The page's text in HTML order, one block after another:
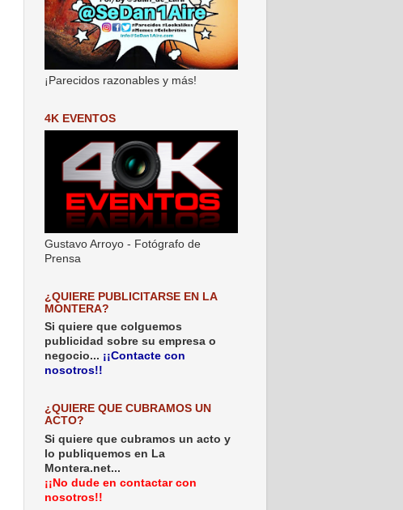
¡Parecidos razonables y más!
4K EVENTOS
Gustavo Arroyo - Fotógrafo de
Prensa
¿QUIERE PUBLICITARSE EN LA
MONTERA?
Si quiere que colguemos
publicidad sobre su empresa o
negocio... ¡¡Contacte con
nosotros!!
¿QUIERE QUE CUBRAMOS UN
ACTO?
Si quiere que cubramos un acto y
lo publiquemos en La
Montera.net...
¡¡No dude en contactar con
nosotros!!